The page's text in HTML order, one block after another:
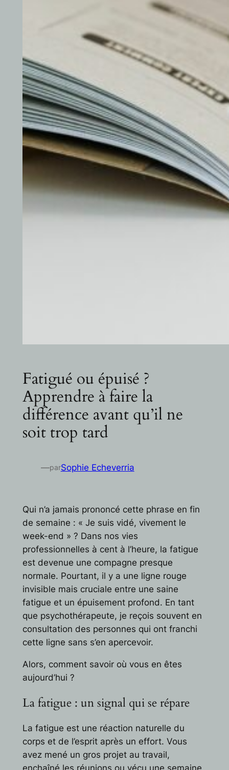
Fatigué ou épuisé ?
Apprendre à faire la
différence avant qu’il ne
soit trop tard
—parSophie Echeverria
Qui n’a jamais prononcé cette phrase en fin
de semaine : « Je suis vidé, vivement le
week-end » ? Dans nos vies
professionnelles à cent à l’heure, la fatigue
est devenue une compagne presque
normale. Pourtant, il y a une ligne rouge
invisible mais cruciale entre une saine
fatigue et un épuisement profond. En tant
que psychothérapeute, je reçois souvent en
consultation des personnes qui ont franchi
cette ligne sans s’en apercevoir.
Alors, comment savoir où vous en êtes
aujourd’hui ?
La fatigue : un signal qui se répare
La fatigue est une réaction naturelle du
corps et de l’esprit après un effort. Vous
avez mené un gros projet au travail,